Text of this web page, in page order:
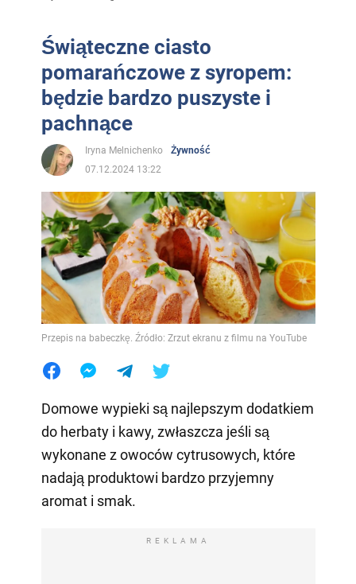
Świąteczne ciasto
pomarańczowe z syropem:
będzie bardzo puszyste i
pachnące
Iryna Melnichenko
Żywność
07.12.2024 13:22
Przepis na babeczkę. Źródło: Zrzut ekranu z filmu na YouTube
Domowe wypieki są najlepszym dodatkiem
do herbaty i kawy, zwłaszcza jeśli są
wykonane z owoców cytrusowych, które
nadają produktowi bardzo przyjemny
aromat i smak.
REKLAMA